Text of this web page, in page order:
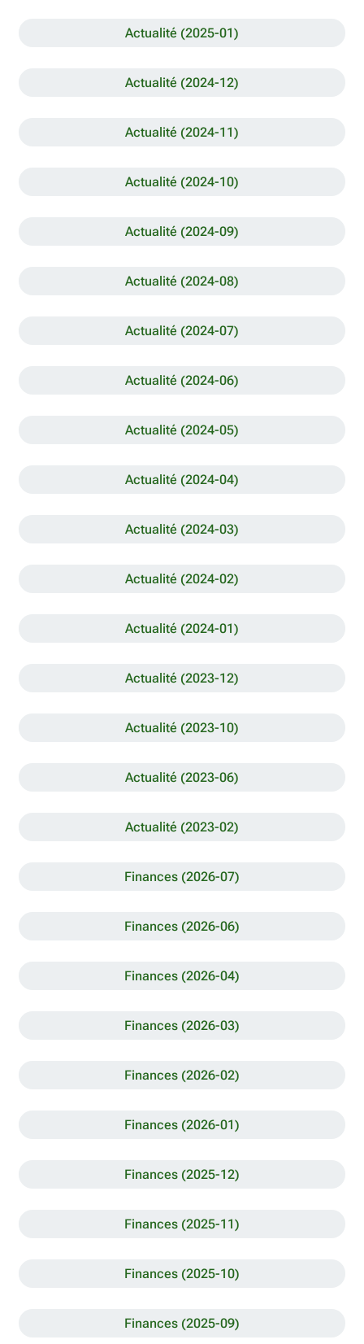
Actualité (2025-01)
Actualité (2024-12)
Actualité (2024-11)
Actualité (2024-10)
Actualité (2024-09)
Actualité (2024-08)
Actualité (2024-07)
Actualité (2024-06)
Actualité (2024-05)
Actualité (2024-04)
Actualité (2024-03)
Actualité (2024-02)
Actualité (2024-01)
Actualité (2023-12)
Actualité (2023-10)
Actualité (2023-06)
Actualité (2023-02)
Finances (2026-07)
Finances (2026-06)
Finances (2026-04)
Finances (2026-03)
Finances (2026-02)
Finances (2026-01)
Finances (2025-12)
Finances (2025-11)
Finances (2025-10)
Finances (2025-09)